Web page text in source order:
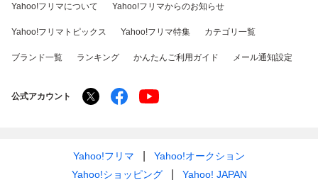
Yahoo!フリマについて Yahoo!フリマからのお知らせ
Yahoo!フリマトピックス Yahoo!フリマ特集 カテゴリ一覧
ブランド一覧 ランキング かんたんご利用ガイド メール通知設定
公式アカウント
Yahoo!フリマ
Yahoo!オークション
Yahoo!ショッピング
Yahoo! JAPAN